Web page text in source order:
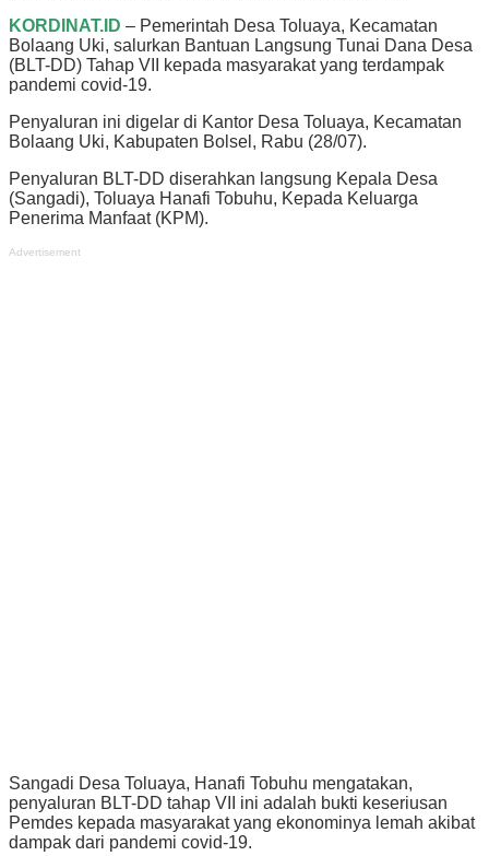
KORDINAT.ID – Pemerintah Desa Toluaya, Kecamatan
Bolaang Uki, salurkan Bantuan Langsung Tunai Dana Desa
(BLT-DD) Tahap VII kepada masyarakat yang terdampak
pandemi covid-19.
Penyaluran ini digelar di Kantor Desa Toluaya, Kecamatan
Bolaang Uki, Kabupaten Bolsel, Rabu (28/07).
Penyaluran BLT-DD diserahkan langsung Kepala Desa
(Sangadi), Toluaya Hanafi Tobuhu, Kepada Keluarga
Penerima Manfaat (KPM).
Advertisement
Sangadi Desa Toluaya, Hanafi Tobuhu mengatakan,
penyaluran BLT-DD tahap VII ini adalah bukti keseriusan
Pemdes kepada masyarakat yang ekonominya lemah akibat
dampak dari pandemi covid-19.